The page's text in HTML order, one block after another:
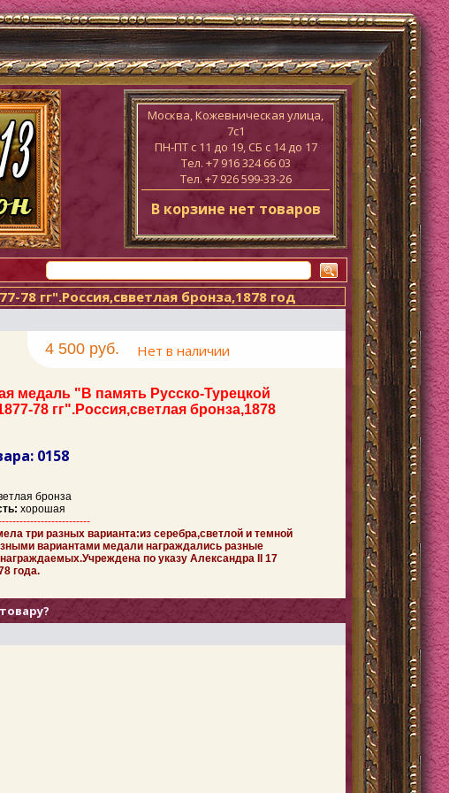
Москва, Кожевническая улица,
7с1
ПН-ПТ c 11 до 19, СБ с 14 до 17
Тел. +7 916 324 66 03
Тел. +7 926 599-33-26
В корзине нет товаров
78 гг".Россия,свветлая бронза,1878 год
4 500 руб. Нет в наличии
медаль "В память Русско-Турецкой
78 гг".Россия,светлая бронза,1878
0158
бронза
хорошая
три разных варианта:из серебра,светлой и темной
вариантами медали награждались разные
награждаемых.Учреждена по указу Александра II 17
года.